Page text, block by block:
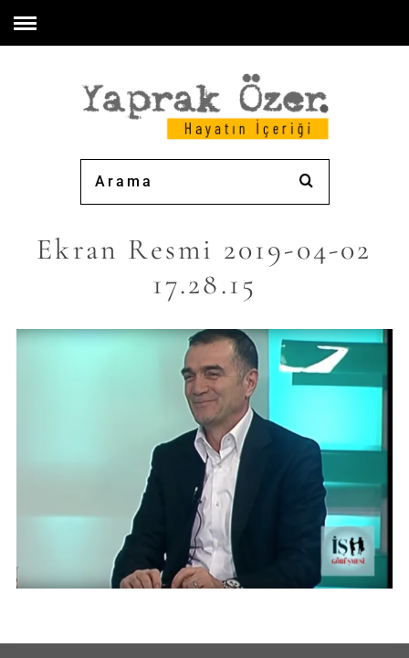
Ekran Resmi 2019-04-02
17.28.15